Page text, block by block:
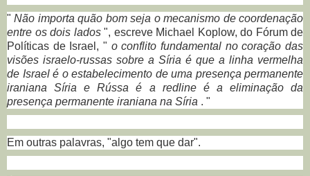
"Não importa quão bom seja o mecanismo de coordenação
entre os dois lados", escreve Michael Koplow, do Fórum de
Políticas de Israel, " o conflito fundamental no coração das
visões israelo-russas sobre a Síria é que a linha vermelha
de Israel é o estabelecimento de uma presença permanente
iraniana Síria e Rússa é a redline é a eliminação da
presença permanente iraniana na Síria . "
Em outras palavras, "algo tem que dar".